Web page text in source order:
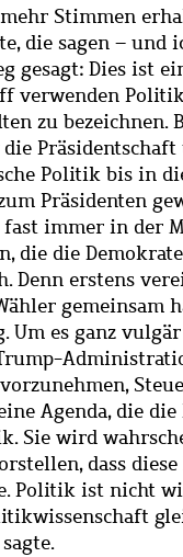
Stimmen
die sagen – und
gesagt: Dies ist
verwenden
zu bezeichnen.
Politik bis in
Präsidenten
immer in der
die die
Denn erstens
gemeinsam
es ganz
Agenda, die
Sie wird
dass
Politik ist nicht